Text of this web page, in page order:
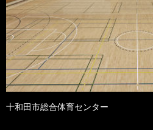
十和田市総合体育センター